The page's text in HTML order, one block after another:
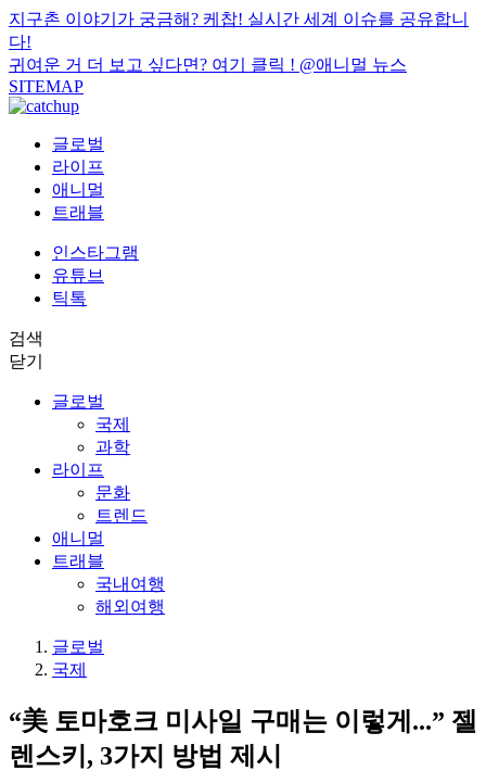
지구촌 이야기가 궁금해? 케찹! 실시간 세계 이슈를 공유합니
다!
귀여운 거 더 보고 싶다면? 여기 클릭 ! @애니멀 뉴스
SITEMAP
글로벌
라이프
애니멀
트래블
인스타그램
유튜브
틱톡
검색
닫기
글로벌
국제
과학
라이프
문화
트렌드
애니멀
트래블
국내여행
해외여행
글로벌
국제
“美 토마호크 미사일 구매는 이렇게...” 젤
렌스키, 3가지 방법 제시